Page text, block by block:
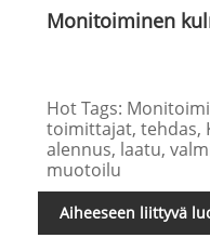
Monitoiminen
Hot Tags:
toimittajat, tehdas,
alennus, laatu,
muotoilu
Aiheeseen liittyvä